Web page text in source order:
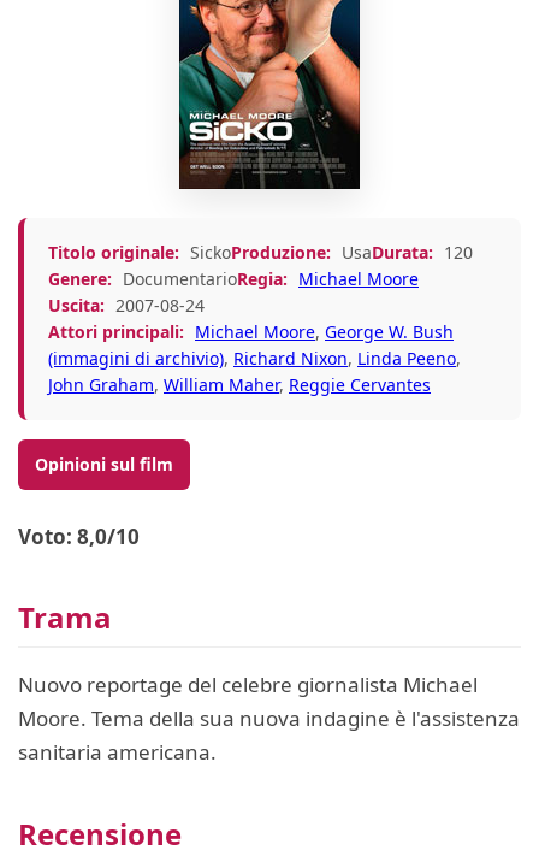
Titolo originale: SickoProduzione: UsaDurata: 120
Genere: DocumentarioRegia: Michael Moore
Uscita: 2007-08-24
Attori principali: Michael Moore, George W. Bush
(immagini di archivio), Richard Nixon, Linda Peeno,
John Graham, William Maher, Reggie Cervantes
Opinioni sul film
Voto: 8,0/10
Trama
Nuovo reportage del celebre giornalista Michael
Moore. Tema della sua nuova indagine è l'assistenza
sanitaria americana.
Recensione